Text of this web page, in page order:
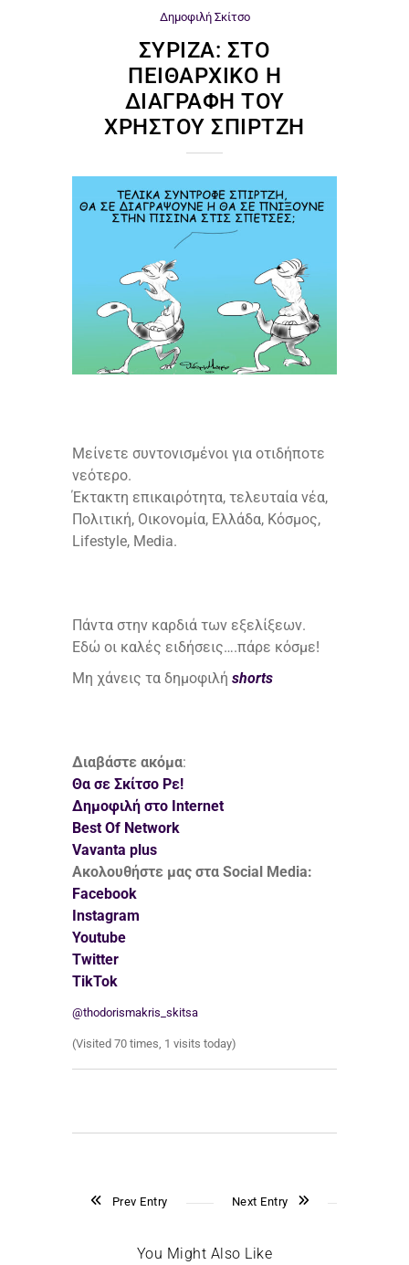
Δημοφιλή Σκίτσο
ΣΥΡΙΖΑ: ΣΤΟ
ΠΕΙΘΑΡΧΙΚΌ Η
ΔΙΑΓΡΑΦΉ ΤΟΥ
ΧΡΉΣΤΟΥ ΣΠΊΡΤΖΗ
Μείνετε συντονισμένοι για οτιδήποτε
νεότερο.
Έκτακτη επικαιρότητα, τελευταία νέα,
Πολιτική, Οικονομία, Ελλάδα, Κόσμος,
Lifestyle, Media.
Πάντα στην καρδιά των εξελίξεων.
Εδώ οι καλές ειδήσεις….πάρε κόσμε!
Μη χάνεις τα δημοφιλή shorts
Διαβάστε ακόμα:
Θα σε Σκίτσο Ρε!
Δημοφιλή στο Internet
Best Of Network
Vavanta plus
Ακολουθήστε μας στα Social Media:
Facebook
Instagram
Youtube
Twitter
TikTok
@thodorismakris_skitsa
(Visited 70 times, 1 visits today)
Prev Entry Next Entry
You Might Also Like